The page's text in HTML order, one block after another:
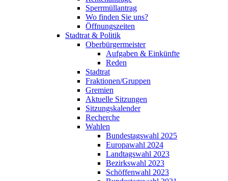
Sperrmüllantrag
Wo finden Sie uns?
Öffnungszeiten
Stadtrat & Politik
Oberbürgermeister
Aufgaben & Einkünfte
Reden
Stadtrat
Fraktionen/Gruppen
Gremien
Aktuelle Sitzungen
Sitzungskalender
Recherche
Wahlen
Bundestagswahl 2025
Europawahl 2024
Landtagswahl 2023
Bezirkswahl 2023
Schöffenwahl 2023